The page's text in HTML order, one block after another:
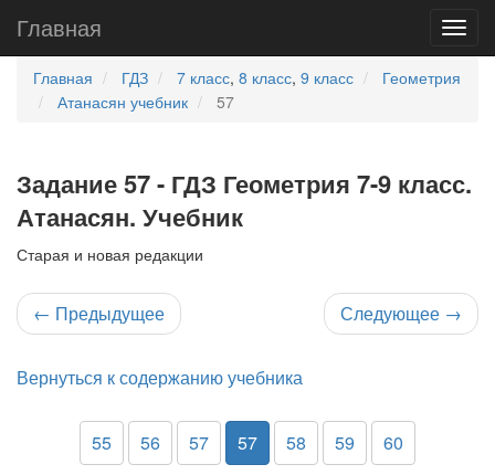
Главная
Главная ГДЗ 7 класс, 8 класс, 9 класс
Геометрия
Атанасян учебник
57
Задание 57 - ГДЗ Геометрия 7-9 класс.
Атанасян. Учебник
Старая и новая редакции
← Предыдущее Следующее →
Вернуться к содержанию учебника
55 56 57 57 58 59 60